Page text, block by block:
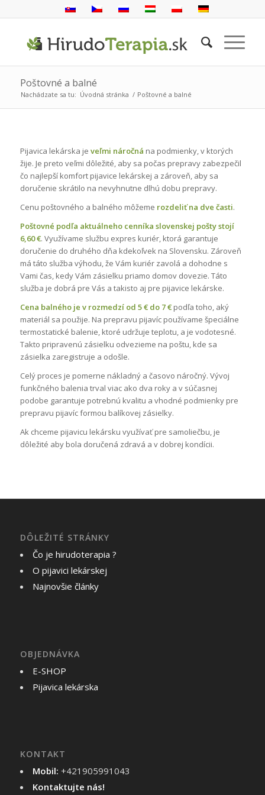
Poštovné a balné
Nachádzate sa tu: Úvodná stránka / Poštovné a balné
Pijavica lekárska je veľmi náročná na podmienky, v ktorých
žije. Je preto veľmi dôležité, aby sa počas prepravy zabezpečil
čo najlepší komfort pijavice lekárskej a zároveň, aby sa
doručenie skrátilo na nevyhnutne dlhú dobu prepravy.
Cenu poštovného a balného môžeme rozdeliť na dve časti.
Poštovné podľa aktuálneho cenníka slovenskej pošty stojí
6,60 €. Využívame službu expres kuriér, ktorá garantuje
doručenie do druhého dňa kdekoľvek na Slovensku. Zároveň
má táto služba výhodu, že Vám kuriér zavolá a dohodne s
Vami čas, kedy Vám zásielku priamo domov dovezie. Táto
služba je dobrá pre Vás a takisto aj pre pijavice lekárske.
Cena balného je v rozmedzí od 5 € do 7 €podľa toho, aký
materiál sa použije. Na prepravu pijavíc používame špeciálne
termostatické balenie, ktoré udržuje teplotu, a je vodotesné.
Takto pripravenú zásielku odvezieme na poštu, kde sa
zásielka zaregistruje a odošle.
Celý proces je pomerne nákladný a časovo náročný. Vývoj
funkčného balenia trval viac ako dva roky a v súčasnej
podobe garantuje potrebnú kvalitu a vhodné podmienky pre
prepravu pijavíc formou balíkovej zásielky.
Ak chceme pijavicu lekársku využívať pre samoliečbu, je
dôležité aby bola doručená zdravá a v dobrej kondícii.
DÔLEŽITÉ STRÁNKY
Čo je hirudoterapia ?
O pijavici lekárskej
Najnovšie články
OBJEDNÁVKA
E-SHOP
Pijavica lekárska
KONTAKT
Mobil: +421905991043
Kontaktujte nás!